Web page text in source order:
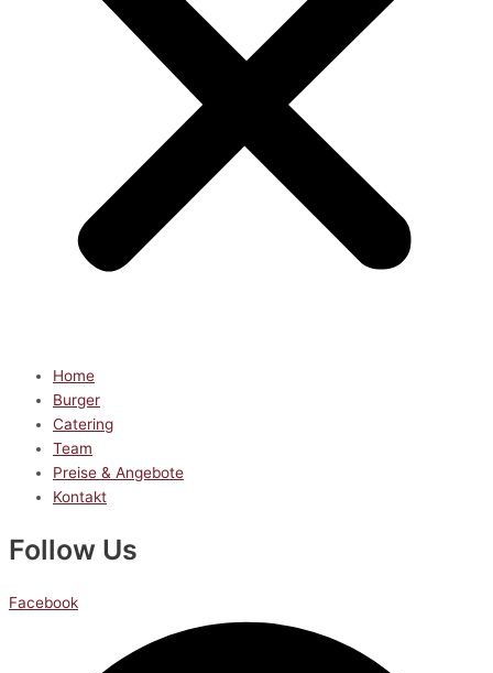
Home
Burger
Catering
Team
Preise & Angebote
Kontakt
Follow Us
Facebook